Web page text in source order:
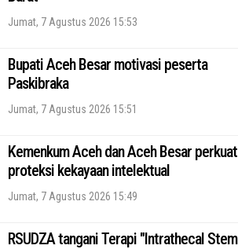
Jumat, 7 Agustus 2026 15:53
Bupati Aceh Besar motivasi peserta
Paskibraka
Jumat, 7 Agustus 2026 15:51
Kemenkum Aceh dan Aceh Besar perkuat
proteksi kekayaan intelektual
Jumat, 7 Agustus 2026 15:49
RSUDZA tangani Terapi "Intrathecal Stem